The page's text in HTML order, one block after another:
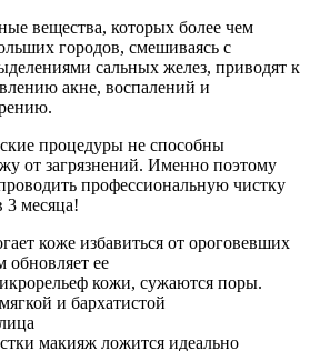
вещества, которых более чем
городов, смешиваясь с
сальных желез, приводят к
акне, воспалений и
процедуры не способны
от загрязнений. Именно поэтому
профессиональную чистку
3 месяца!
коже избавиться от ороговевших
обновляет ее
кожи, сужаются поры.
и бархатистой
макияж ложится идеально